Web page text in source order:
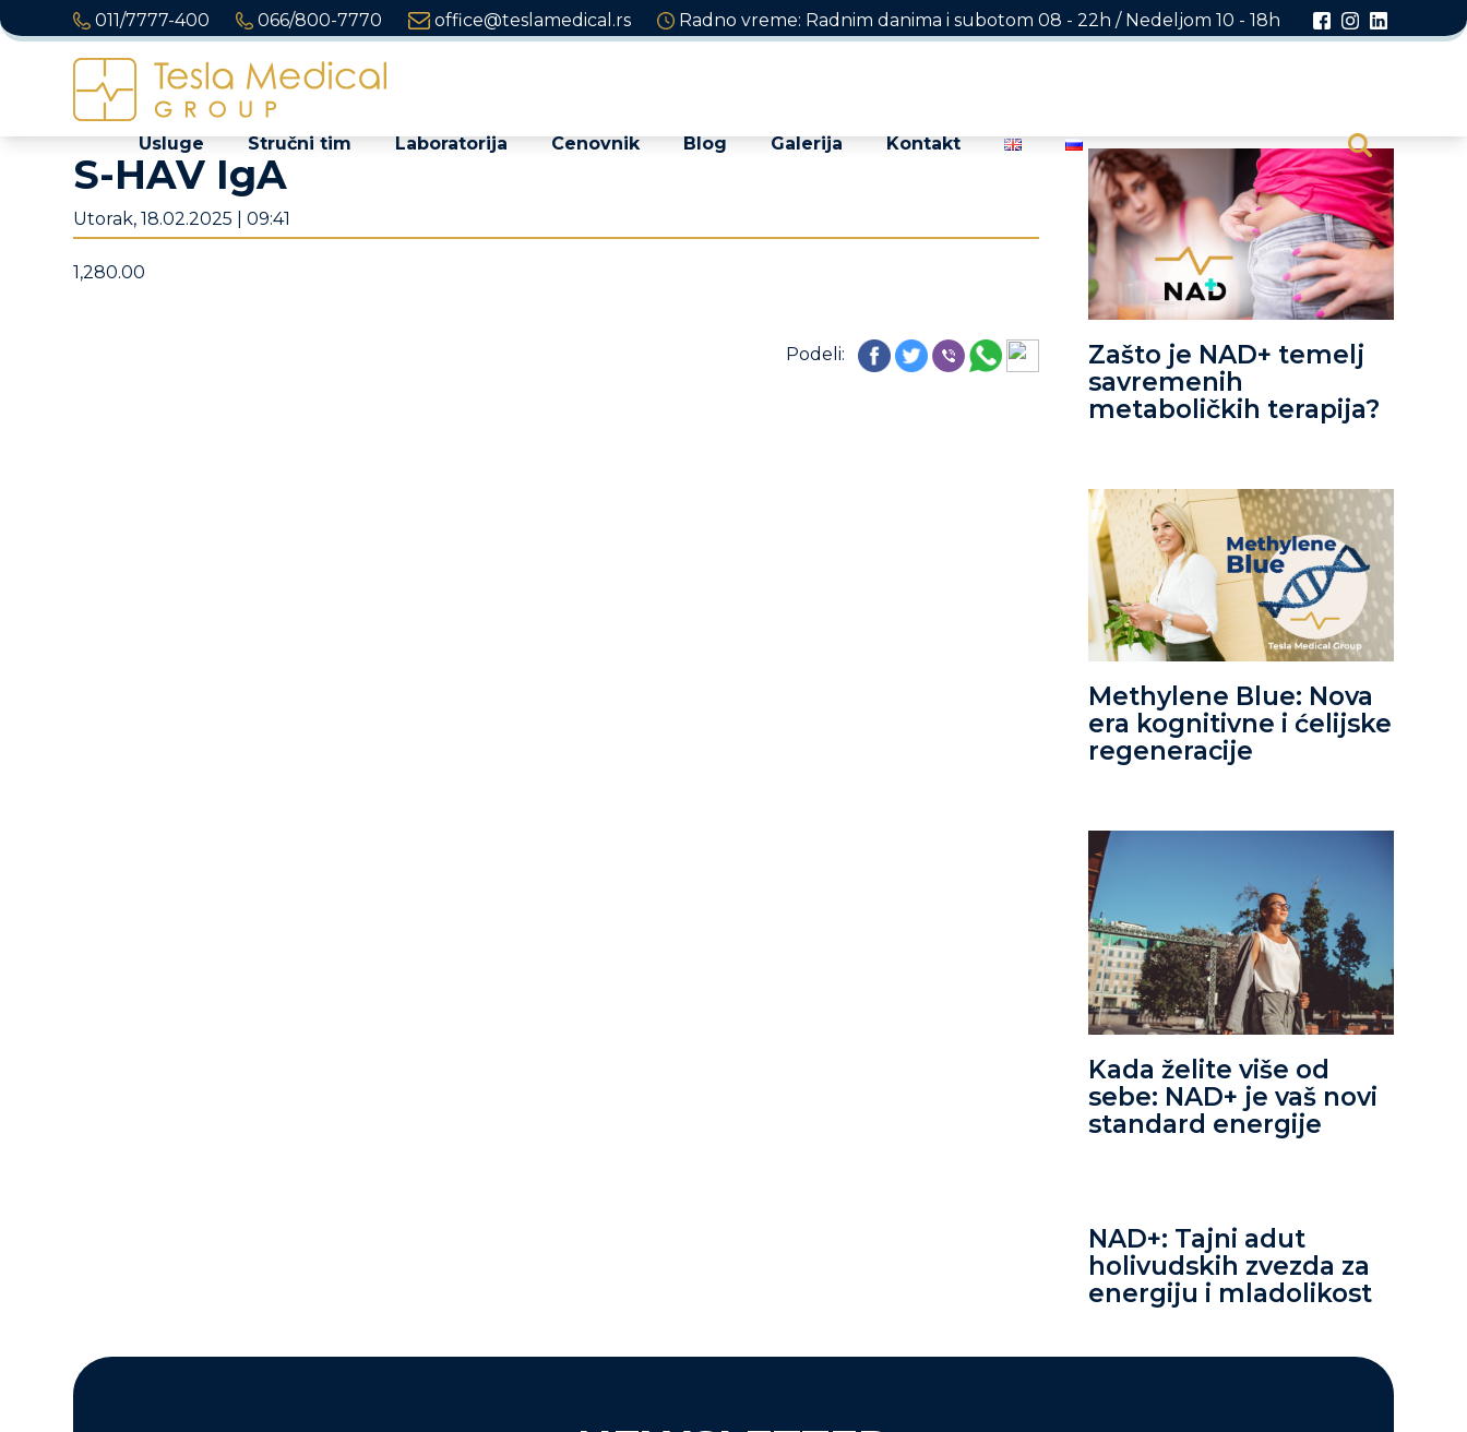
011/7777-400 066/800-7770 office@teslamedical.rs Radno vreme: Radnim danima i subotom 08 - 22h / Nedeljom 10 - 18h
Usluge Stručni tim Laboratorija Cenovnik Blog Galerija Kontakt
S-HAV IgA
Utorak, 18.02.2025 | 09:41
1,280.00
Podeli:
Zašto je NAD+ temelj
savremenih
metaboličkih terapija?
Methylene Blue: Nova
era kognitivne i ćelijske
regeneracije
Kada želite više od
sebe: NAD+ je vaš novi
standard energije
NAD+: Tajni adut
holivudskih zvezda za
energiju i mladolikost